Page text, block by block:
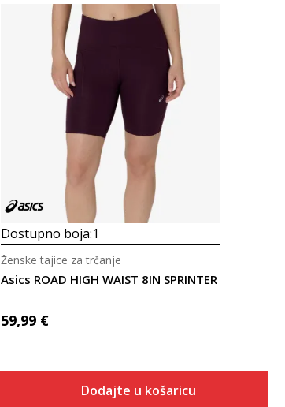
Uporedi
Dostupno boja:1
Asics ROAD HIGH WAIST 8IN SPRINTER
Ženske tajice za trčanje
59,99 €
Dodajte u košaricu